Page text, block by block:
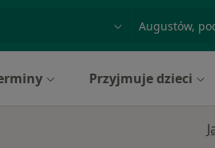
miasto lub
Przyjmuje dzieci